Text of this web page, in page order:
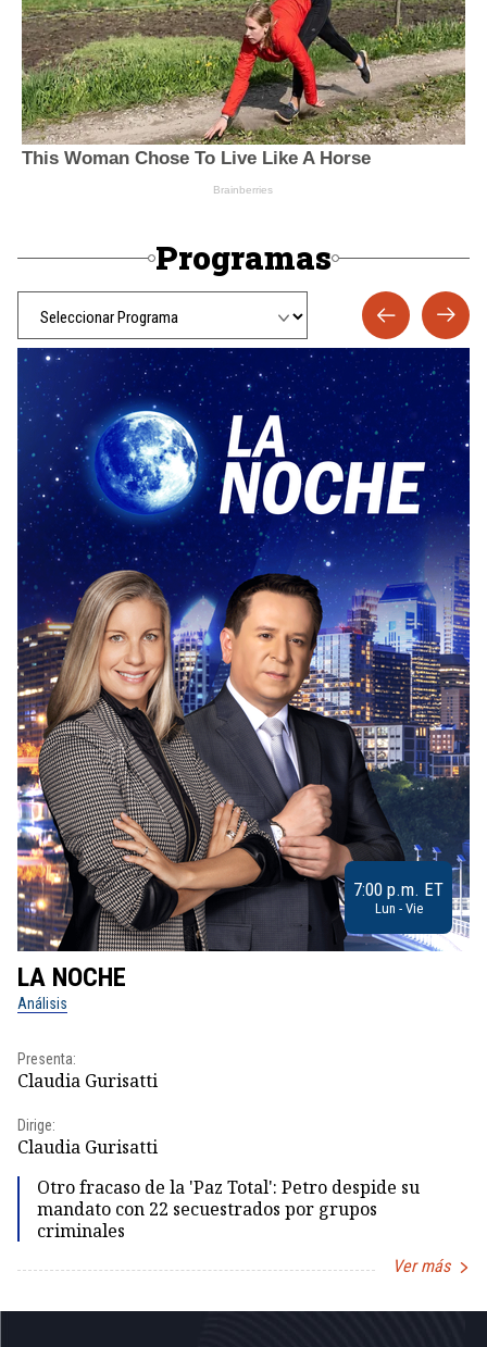
Programas
7:00 p.m. ET
Lun - Vie
LA NOCHE
Análisis
Presenta:
Claudia Gurisatti
Dirige:
Claudia Gurisatti
Otro fracaso de la 'Paz Total': Petro despide su
mandato con 22 secuestrados por grupos
criminales
Ver más
1